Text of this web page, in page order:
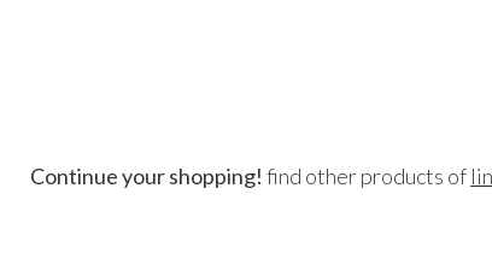
Continue your shopping! find other products of